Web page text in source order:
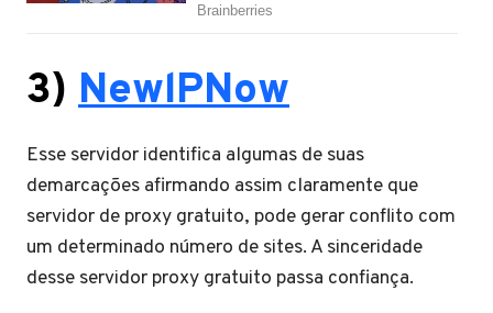
3) NewlPNow
Esse servidor identifica algumas de suas
demarcações afirmando assim claramente que
servidor de proxy gratuito, pode gerar conflito com
um determinado número de sites. A sinceridade
desse servidor proxy gratuito passa confiança.